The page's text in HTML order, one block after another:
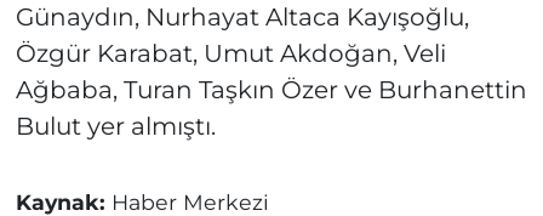
Günaydın, Nurhayat Altaca Kayışoğlu,
Özgür Karabat, Umut Akdoğan, Veli
Ağbaba, Turan Taşkın Özer ve Burhanettin
Bulut yer almıştı.
Kaynak: Haber Merkezi